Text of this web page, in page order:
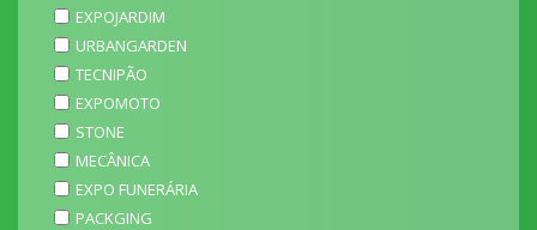
EXPOJARDIM
URBANGARDEN
TECNIPÃO
EXPOMOTO
STONE
MECÂNICA
EXPO FUNERÁRIA
PACKGING